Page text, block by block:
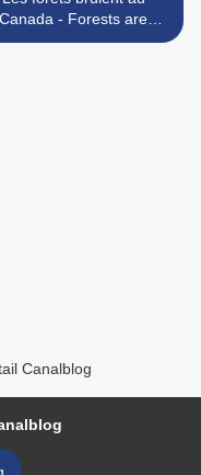
Canada - Forests are
burning in Canada >
Canalblog